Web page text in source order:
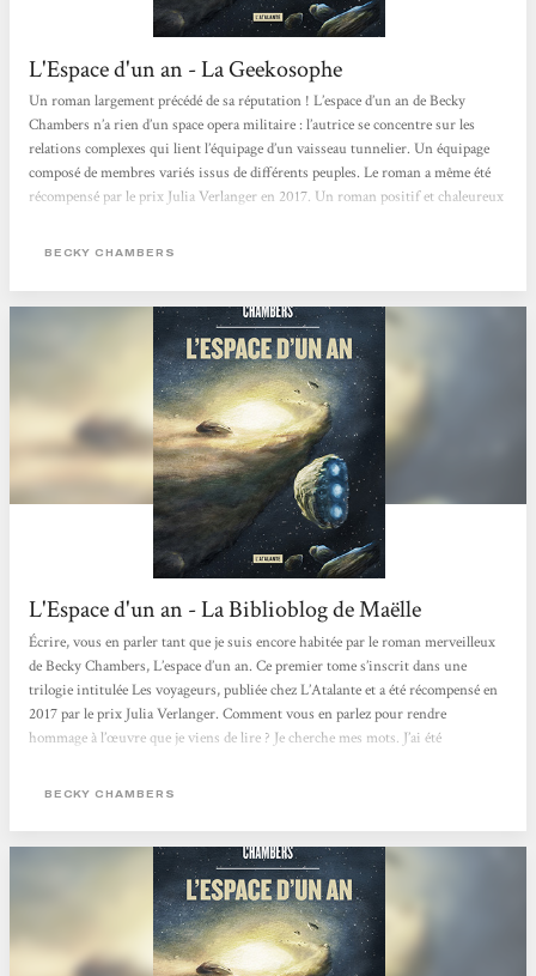
L'Espace d'un an - La Geekosophe
Un roman largement précédé de sa réputation ! L’espace d’un an de Becky
Chambers n’a rien d’un space opera militaire : l’autrice se concentre sur les
relations complexes qui lient l’équipage d’un vaisseau tunnelier. Un équipage
composé de membres variés issus de différents peuples. Le roman a même été
récompensé par le prix Julia Verlanger en 2017. Un roman positif et chaleureux
grands événements : aucune galaxie n’est à...
BECKY CHAMBERS
L'Espace d'un an - La Biblioblog de Maëlle
Écrire, vous en parler tant que je suis encore habitée par le roman merveilleux
de Becky Chambers, L’espace d’un an. Ce premier tome s’inscrit dans une
trilogie intitulée Les voyageurs, publiée chez L’Atalante et a été récompensé en
2017 par le prix Julia Verlanger. Comment vous en parlez pour rendre
hommage à l’œuvre que je viens de lire ? Je cherche mes mots. J’ai été
encore des pages entières. Ce fut si bien que je peine à revenir prendre pied
BECKY CHAMBERS